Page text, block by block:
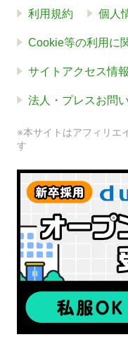
利用規約 個人
Cookie等の利用に
サイトアクセス情
法人・プレスお問
※本サイトはアフィリエ
す